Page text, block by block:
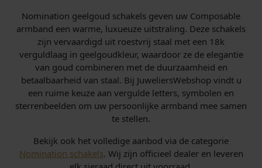
Nomination geelgoud schakels geven uw Composable
armband een warme, luxueuze uitstraling. Deze schakels
zijn vervaardigd uit roestvrij staal met een 18k
verguldlaag in geelgoudkleur, waardoor ze de elegantie
van goud combineren met de duurzaamheid en
betaalbaarheid van staal. Bij JuweliersWebshop vindt u
een ruime keuze aan vergulde letters, symbolen en
sterrenbeelden om uw persoonlijke armband mee samen
te stellen.
Bekijk ook het volledige aanbod via de categorie
Nomination schakels. Wij zijn officieel dealer en leveren